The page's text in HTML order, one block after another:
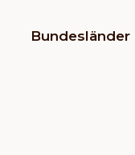
Bundesländer